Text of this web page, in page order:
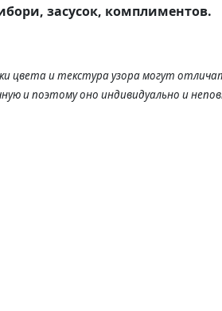
засусок, комплиментов.
цвета и текстура узора могут
и поэтому оно индивидуально и